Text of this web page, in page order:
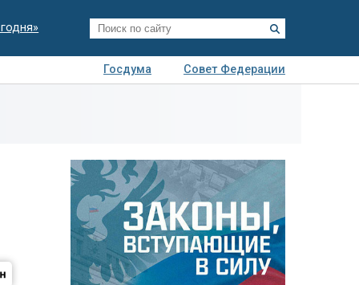
Госдума
Совет Федерации